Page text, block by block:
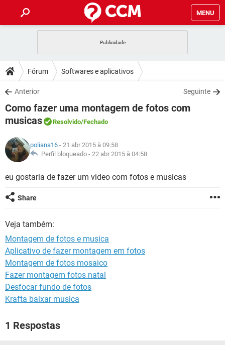
MENU
CELULAR FACEBOOK
OUTLOOK
INSTAGRAM GMAIL
GUIA DE COMPRAS
DICAS
JOGOS WHATSAPP
OUTLOOK
GUIA DE COMPRAS
DOWNLOADS
JOGOS WHATSAPP
CELULAR
OUTLOOK
INSTAGRAM
GUIA DE COMPRAS
FÓRUM
CELULAR FACEBOOK
GUIA DE COMPRAS
GLOSSÁRIO
JOGOS
CELULAR FACEBOOK
OUTLOOK
GUIA DE COMPRAS
Fórum Softwares e aplicativos
Anterior Seguinte
Como fazer uma montagem de fotos com
musicas
Resolvido/Fechado
poliana16 - 21 abr 2015 à 09:58
Perfil bloqueado - 22 abr 2015 à 04:58
eu gostaria de fazer um video com fotos e musicas
Share
Veja também:
Montagem de fotos e musica
Aplicativo de fazer montagem em fotos
Montagem de fotos mosaico
Fazer montagem fotos natal
Desfocar fundo de fotos
Krafta baixar musica
1 Respostas